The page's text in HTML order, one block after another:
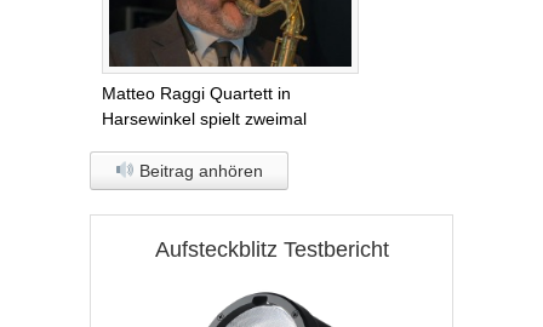
Matteo Raggi Quartett in
Harsewinkel spielt zweimal
Beitrag anhören
Aufsteckblitz Testbericht